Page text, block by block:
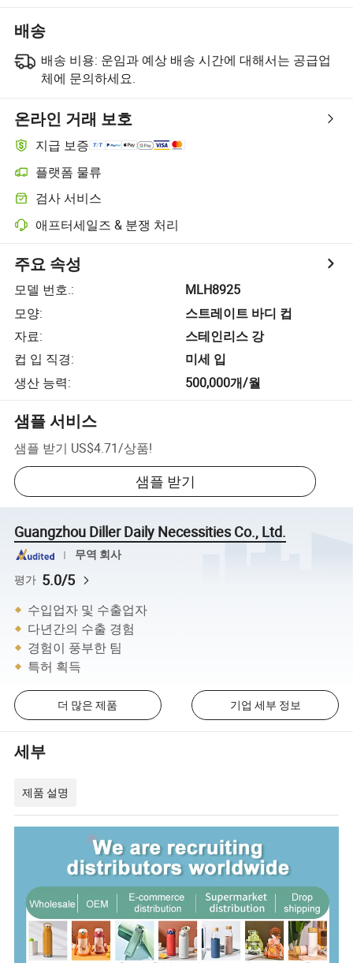
배송
배송 비용: 운임과 예상 배송 시간에 대해서는 공급업
체에 문의하세요.
온라인 거래 보호
지급 보증
플랫폼 물류
검사 서비스
애프터세일즈 & 분쟁 처리
주요 속성
모델 번호.:
MLH8925
모양:
스트레이트 바디 컵
자료:
스테인리스 강
컵 입 직경:
미세 입
생산 능력: 500,000개/월
샘플 서비스
샘플 받기 US$4.71/상품!
샘플 받기
Guangzhou Diller Daily Necessities Co., Ltd.
무역 회사
평가 5.0/5
수입업자 및 수출업자
다년간의 수출 경험
경험이 풍부한 팀
특허 획득
더 많은 제품 기업 세부 정보
세부
제품 설명